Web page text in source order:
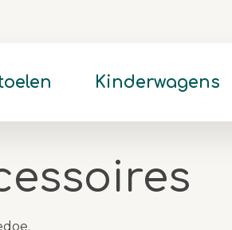
Kinderwagens